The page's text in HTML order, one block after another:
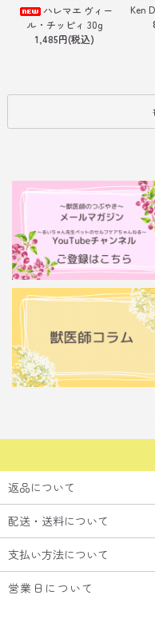
ハレマエ ヴィー
ル・チッピィ 30g
1,485円(税込)
Ken
返品について
配送・送料について
支払い方法について
営業日について